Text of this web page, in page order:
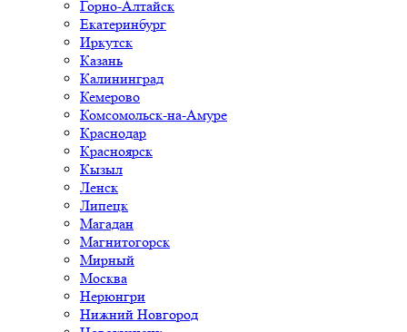
Горно-Алтайск
Екатеринбург
Иркутск
Казань
Калининград
Кемерово
Комсомольск-на-Амуре
Краснодар
Красноярск
Кызыл
Ленск
Липецк
Магадан
Магнитогорск
Мирный
Москва
Нерюнгри
Нижний Новгород